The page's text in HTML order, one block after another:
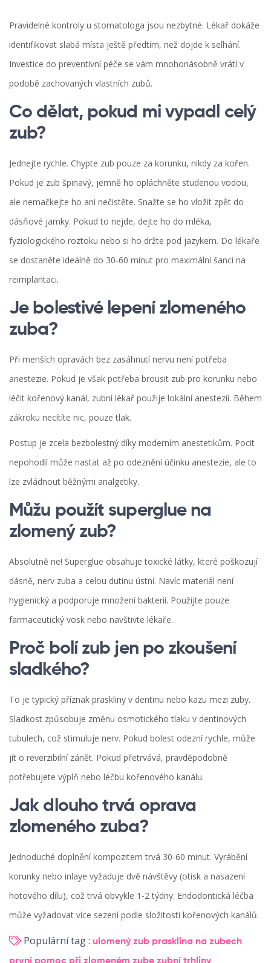
Pravidelné kontroly u stomatologa jsou nezbytné. Lékař dokáže
identifikovat slabá místa ještě předtím, než dojde k selhání.
Investice do preventivní péče se vám mnohonásobně vrátí v
podobě zachovaných vlastních zubů.
Co dělat, pokud mi vypadl celý
zub?
Jednejte rychle. Chypte zub pouze za korunku, nikdy za kořen.
Pokud je zub špinavý, jemně ho opláchněte studenou vodou,
ale nemačkejte ho ani nečistěte. Snažte se ho vložit zpět do
dásňové jamky. Pokud to nejde, dejte ho do mléka,
fyziologického roztoku nebo si ho držte pod jazykem. Do lékaře
se dostaněte ideálně do 30-60 minut pro maximální šanci na
reimplantaci.
Je bolestivé lepení zlomeného
zuba?
Při menších opravách bez zasáhnutí nervu není potřeba
anestezie. Pokud je však potřeba brousit zub pro korunku nebo
léčit kořenový kanál, zubní lékař použije lokální anestezii. Během
zákroku necítíte nic, pouze tlak.
Postup je zcela bezbolestný díky moderním anestetikům. Pocit
nepohodlí může nastat až po odeznění účinku anestezie, ale to
lze zvládnout běžnými analgetiky.
Můžu použít superglue na
zlomený zub?
Absolutně ne! Superglue obsahuje toxické látky, které poškozují
dásně, nerv zuba a celou dutinu ústní. Navíc materiál není
hygienický a podporuje množení bakterií. Použijte pouze
farmaceutický vosk nebo navštivte lékaře.
Proč bolí zub jen po zkoušení
sladkého?
To je typický příznak praskliny v dentinu nebo kazu mezi zuby.
Sladkost způsobuje změnu osmotického tlaku v dentinových
tubulech, což stimuluje nerv. Pokud bolest odezní rychle, může
jít o reverzibilní zánět. Pokud přetrvává, pravděpodobně
potřebujete výplň nebo léčbu kořenového kanálu.
Jak dlouho trvá oprava
zlomeného zuba?
Jednoduché doplnění kompozitem trvá 30-60 minut. Vyrábění
korunky nebo inlaye vyžaduje dvě návštěvy (otisk a nasazení
hotového dílu), což trvá obvykle 1-2 týdny. Endodontická léčba
může vyžadovat více sezení podle složitosti kořenových kanálů.
Populární tag : ulomený zub prasklina na zubech